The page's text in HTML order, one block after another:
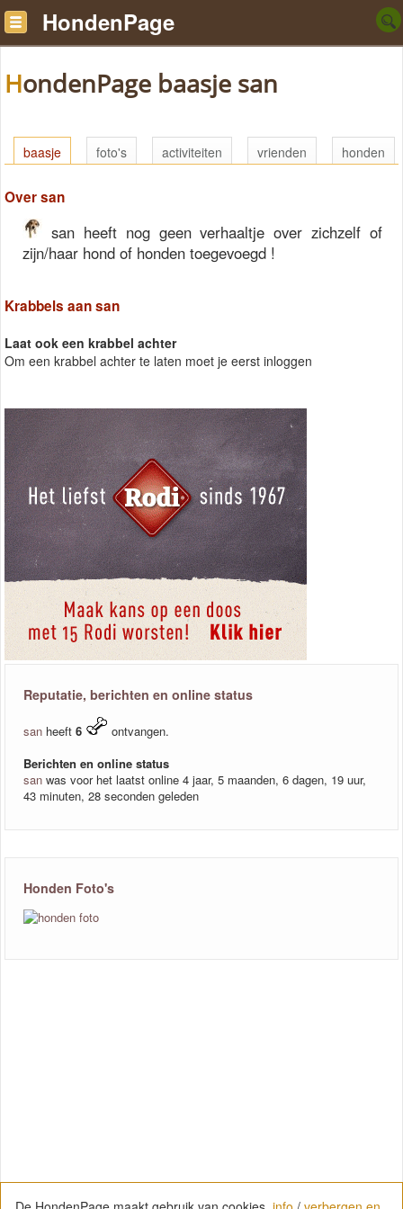
HondenPage
HondenPage baasje san
baasje foto's activiteiten vrienden honden
Over san
san heeft nog geen verhaaltje over zichzelf of
zijn/haar hond of honden toegevoegd !
Krabbels aan san
Laat ook een krabbel achter
Om een krabbel achter te laten moet je eerst inloggen
Reputatie, berichten en online status
san heeft 6
ontvangen.
Berichten en online status
san was voor het laatst online 4 jaar, 5 maanden, 6 dagen, 19 uur,
43 minuten, 28 seconden geleden
Honden Foto's